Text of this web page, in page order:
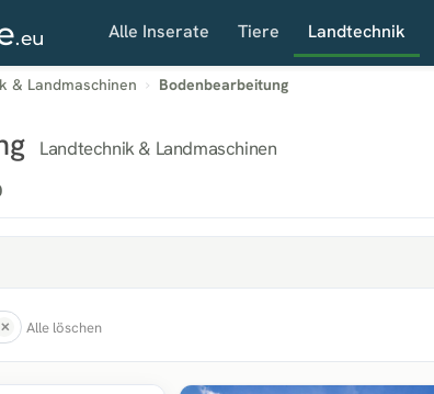
.eu Alle Inserate Tiere Landtechnik
& Landmaschinen Bodenbearbeitung
Landtechnik & Landmaschinen
Alle löschen